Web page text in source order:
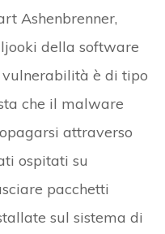
Ashenbrenner,
della software
vulnerabilità è di tipo
che il malware
attraverso
ospitati su
pacchetti
sul sistema di